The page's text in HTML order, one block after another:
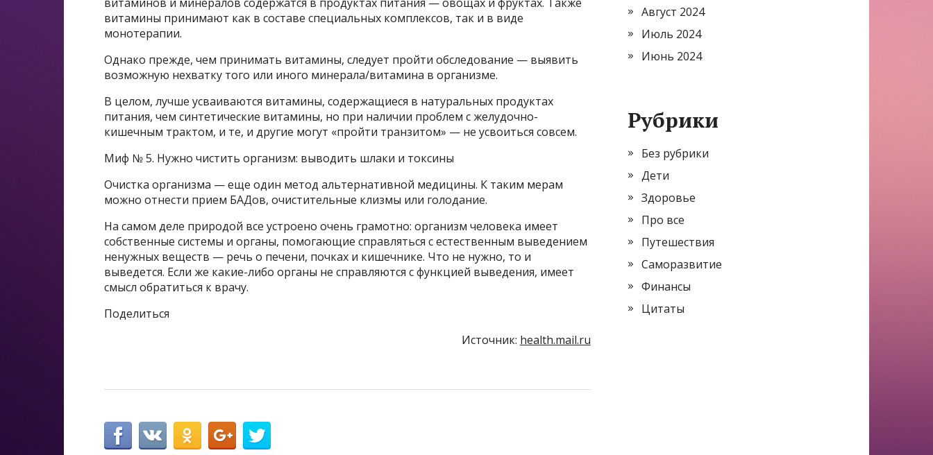
витамины принимают как в составе специальных комплексов, так и в виде
монотерапии.
Однако прежде, чем принимать витамины, следует пройти обследование — выявить
возможную нехватку того или иного минерала/витамина в организме.
В целом, лучше усваиваются витамины, содержащиеся в натуральных продуктах
питания, чем синтетические витамины, но при наличии проблем с желудочно-
кишечным трактом, и те, и другие могут «пройти транзитом» — не усвоиться совсем.
Миф № 5. Нужно чистить организм: выводить шлаки и токсины
Очистка организма — еще один метод альтернативной медицины. К таким мерам
можно отнести прием БАДов, очистительные клизмы или голодание.
На самом деле природой все устроено очень грамотно: организм человека имеет
собственные системы и органы, помогающие справляться с естественным выведением
ненужных веществ — речь о печени, почках и кишечнике. Что не нужно, то и
выведется. Если же какие-либо органы не справляются с функцией выведения, имеет
смысл обратиться к врачу.
Поделиться
Источник: health.mail.ru
Август 2024
Июль 2024
Июнь 2024
Рубрики
Без рубрики
Дети
Здоровье
Про все
Путешествия
Саморазвитие
Финансы
Цитаты